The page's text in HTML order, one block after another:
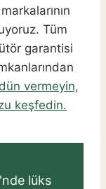
Tüm
garantisi
vermeyin,
keşfedin.
lüks